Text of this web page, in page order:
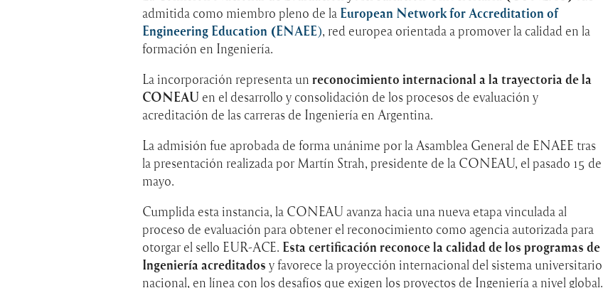
admitida como miembro pleno de la European Network for Accreditation of
Engineering Education (ENAEE), red europea orientada a promover la calidad en la
formación en Ingeniería.
La incorporación representa un reconocimiento internacional a la trayectoria de la
CONEAU en el desarrollo y consolidación de los procesos de evaluación y
acreditación de las carreras de Ingeniería en Argentina.
La admisión fue aprobada de forma unánime por la Asamblea General de ENAEE tras
la presentación realizada por Martín Strah, presidente de la CONEAU, el pasado 15 de
mayo.
Cumplida esta instancia, la CONEAU avanza hacia una nueva etapa vinculada al
proceso de evaluación para obtener el reconocimiento como agencia autorizada para
otorgar el sello EUR-ACE. Esta certificación reconoce la calidad de los programas de
Ingeniería acreditados y favorece la proyección internacional del sistema universitario
nacional, en línea con los desafíos que exigen los proyectos de Ingeniería a nivel global.